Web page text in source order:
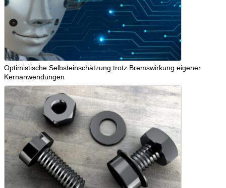
Optimistische Selbsteinschätzung trotz Bremswirkung eigener
Kernanwendungen